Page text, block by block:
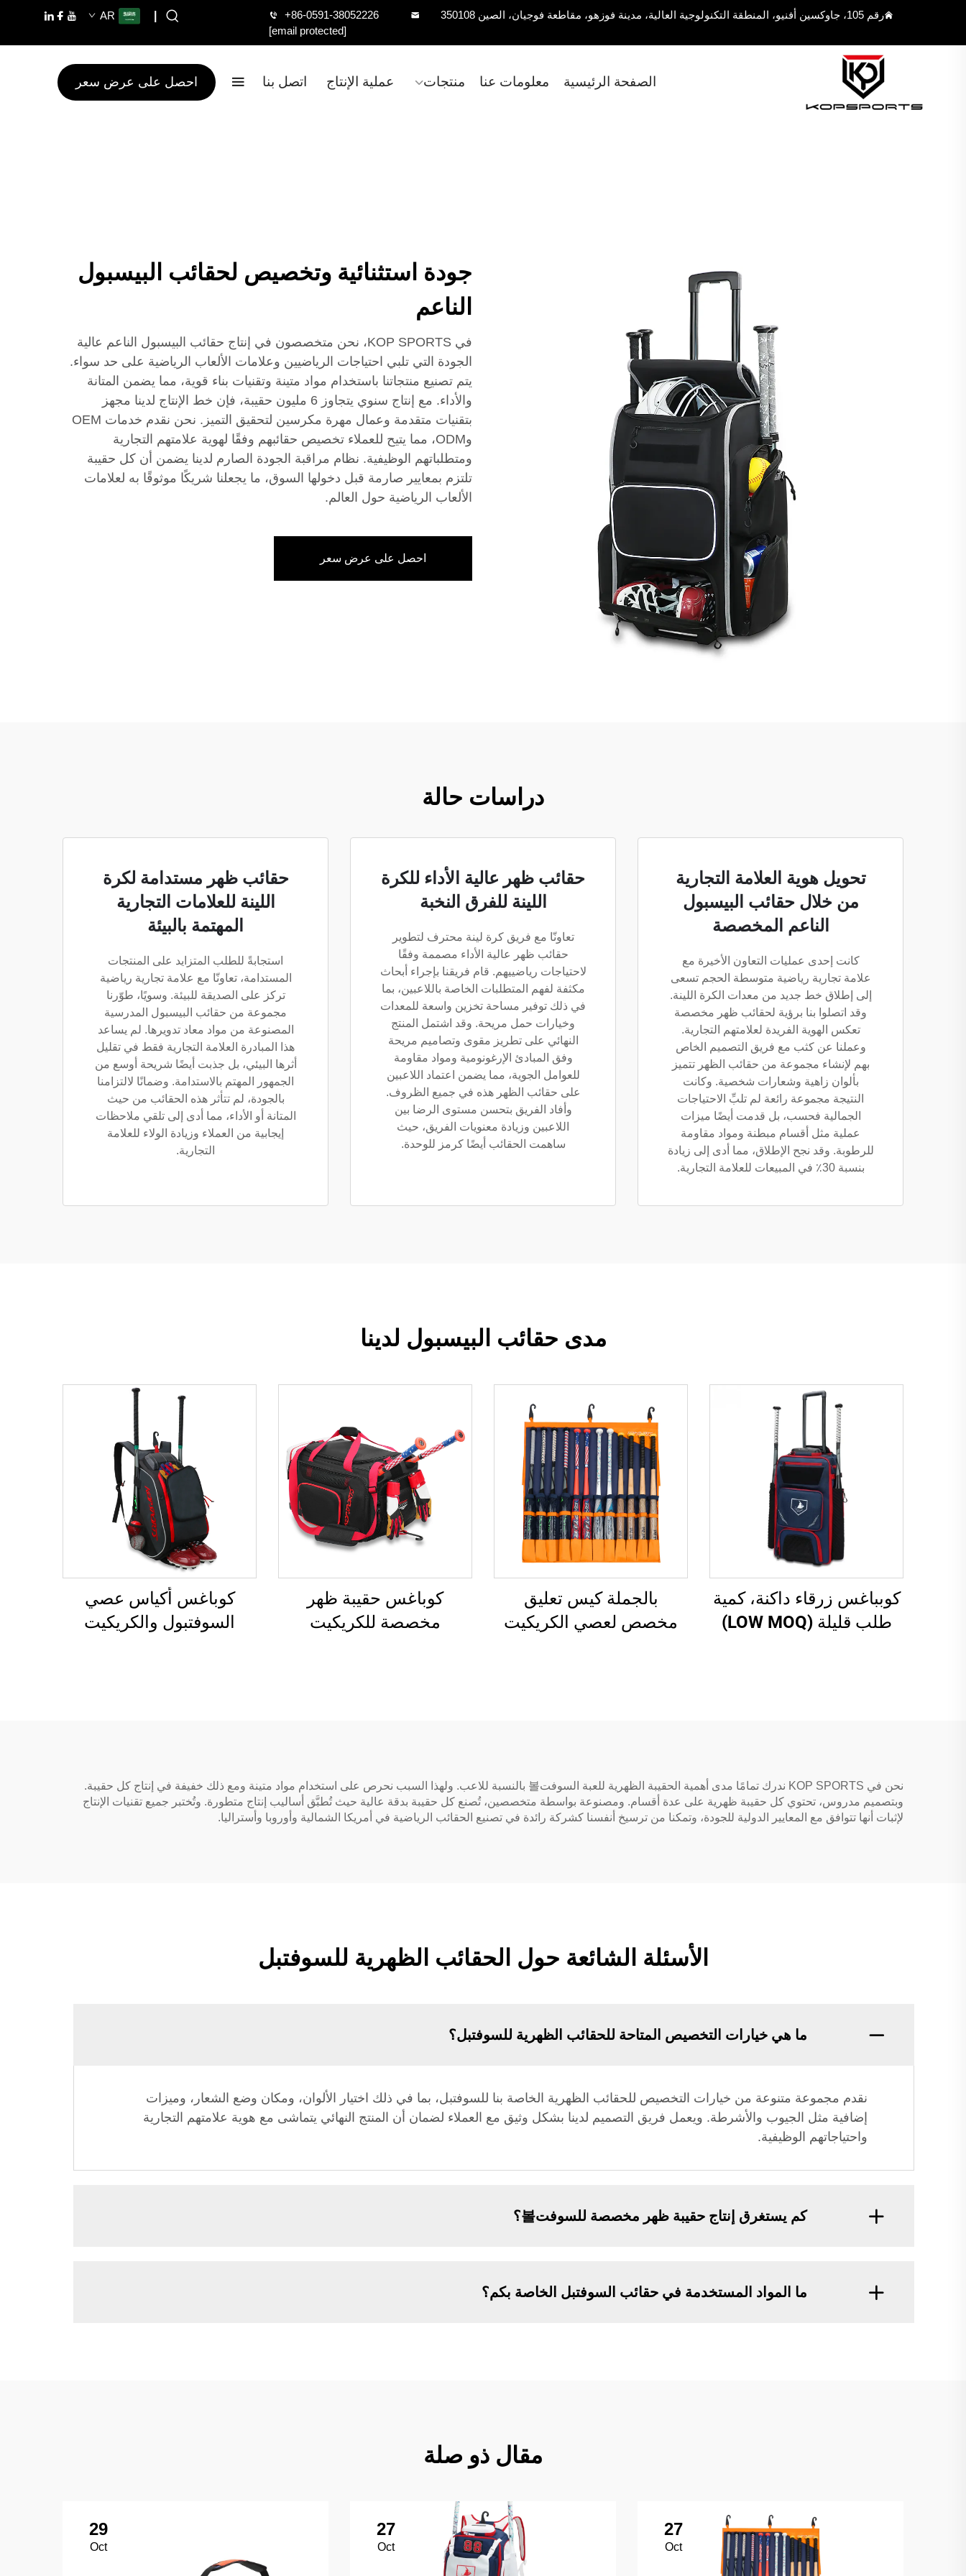
رقم 105، جاوكسين أفنيو، المنطقة التكنولوجية العالية، مدينة فوزهو، مقاطعة فوجيان، الصين 350108
+86-0591-38052226
[email protected]
AR
الصفحة الرئيسية معلومات عنا منتجات عملية الإنتاج اتصل بنا احصل على عرض سعر
جودة استثنائية وتخصيص لحقائب البيسبول
الناعم
في KOP SPORTS، نحن متخصصون في إنتاج حقائب البيسبول الناعم عالية
الجودة التي تلبي احتياجات الرياضيين وعلامات الألعاب الرياضية على حد سواء.
يتم تصنيع منتجاتنا باستخدام مواد متينة وتقنيات بناء قوية، مما يضمن المتانة
والأداء. مع إنتاج سنوي يتجاوز 6 مليون حقيبة، فإن خط الإنتاج لدينا مجهز
بتقنيات متقدمة وعمال مهرة مكرسين لتحقيق التميز. نحن نقدم خدمات OEM
وODM، مما يتيح للعملاء تخصيص حقائبهم وفقًا لهوية علامتهم التجارية
ومتطلباتهم الوظيفية. نظام مراقبة الجودة الصارم لدينا يضمن أن كل حقيبة
تلتزم بمعايير صارمة قبل دخولها السوق، ما يجعلنا شريكًا موثوقًا به لعلامات
الألعاب الرياضية حول العالم.
احصل على عرض سعر
دراسات حالة
تحويل هوية العلامة التجارية
من خلال حقائب البيسبول
الناعم المخصصة
كانت إحدى عمليات التعاون الأخيرة مع
علامة تجارية رياضية متوسطة الحجم تسعى
إلى إطلاق خط جديد من معدات الكرة اللينة.
وقد اتصلوا بنا برؤية لحقائب ظهر مخصصة
تعكس الهوية الفريدة لعلامتهم التجارية.
وعملنا عن كثب مع فريق التصميم الخاص
بهم لإنشاء مجموعة من حقائب الظهر تتميز
بألوان زاهية وشعارات شخصية. وكانت
النتيجة مجموعة رائعة لم تلبِّ الاحتياجات
الجمالية فحسب، بل قدمت أيضًا ميزات
عملية مثل أقسام مبطنة ومواد مقاومة
للرطوبة. وقد نجح الإطلاق، مما أدى إلى زيادة
بنسبة 30٪ في المبيعات للعلامة التجارية.
حقائب ظهر عالية الأداء للكرة
اللينة للفرق النخبة
تعاونّا مع فريق كرة لينة محترف لتطوير
حقائب ظهر عالية الأداء مصممة وفقًا
لاحتياجات رياضييهم. قام فريقنا بإجراء أبحاث
مكثفة لفهم المتطلبات الخاصة باللاعبين، بما
في ذلك توفير مساحة تخزين واسعة للمعدات
وخيارات حمل مريحة. وقد اشتمل المنتج
النهائي على تطريز مقوى وتصاميم مريحة
وفق المبادئ الإرغونومية ومواد مقاومة
للعوامل الجوية، مما يضمن اعتماد اللاعبين
على حقائب الظهر هذه في جميع الظروف.
وأفاد الفريق بتحسن مستوى الرضا بين
اللاعبين وزيادة معنويات الفريق، حيث
ساهمت الحقائب أيضًا كرمز للوحدة.
حقائب ظهر مستدامة لكرة
اللينة للعلامات التجارية
المهتمة بالبيئة
استجابةً للطلب المتزايد على المنتجات
المستدامة، تعاونّا مع علامة تجارية رياضية
تركز على الصديقة للبيئة. وسويًا، طوّرنا
مجموعة من حقائب البيسبول المدرسية
المصنوعة من مواد معاد تدويرها. لم يساعد
هذا المبادرة العلامة التجارية فقط في تقليل
أثرها البيئي، بل جذبت أيضًا شريحة أوسع من
الجمهور المهتم بالاستدامة. وضمانًا لالتزامنا
بالجودة، لم تتأثر هذه الحقائب من حيث
المتانة أو الأداء، مما أدى إلى تلقي ملاحظات
إيجابية من العملاء وزيادة الولاء للعلامة
التجارية.
مدى حقائب البيسبول لدينا
كوبباغس زرقاء داكنة، كمية
طلب قليلة (LOW MOQ)
بالجملة كيس تعليق
مخصص لعصي الكريكيت
كوباغس حقيبة ظهر
مخصصة للكريكيت
كوباغس أكياس عصي
السوفتبول والكريكيت
نحن في KOP SPORTS ندرك تمامًا مدى أهمية الحقيبة الظهرية للعبة السوفت볼 بالنسبة للاعب. ولهذا السبب نحرص على استخدام مواد متينة ومع ذلك خفيفة في إنتاج كل حقيبة.
وبتصميم مدروس، تحتوي كل حقيبة ظهرية على عدة أقسام. ومصنوعة بواسطة متخصصين، تُصنع كل حقيبة بدقة عالية حيث تُطبَّق أساليب إنتاج متطورة. وتُختبر جميع تقنيات الإنتاج
لإثبات أنها تتوافق مع المعايير الدولية للجودة، وتمكنا من ترسيخ أنفسنا كشركة رائدة في تصنيع الحقائب الرياضية في أمريكا الشمالية وأوروبا وأستراليا.
الأسئلة الشائعة حول الحقائب الظهرية للسوفتبل
ما هي خيارات التخصيص المتاحة للحقائب الظهرية للسوفتبل؟
نقدم مجموعة متنوعة من خيارات التخصيص للحقائب الظهرية الخاصة بنا للسوفتبل، بما في ذلك اختيار الألوان، ومكان وضع الشعار، وميزات
إضافية مثل الجيوب والأشرطة. ويعمل فريق التصميم لدينا بشكل وثيق مع العملاء لضمان أن المنتج النهائي يتماشى مع هوية علامتهم التجارية
واحتياجاتهم الوظيفية.
كم يستغرق إنتاج حقيبة ظهر مخصصة للسوفت볼؟
ما المواد المستخدمة في حقائب السوفتبل الخاصة بكم؟
مقال ذو صلة
27
Oct
27
Oct
29
Oct